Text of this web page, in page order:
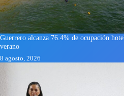
Guerrero alcanza 76.4% de ocupación
verano
8 agosto, 2026